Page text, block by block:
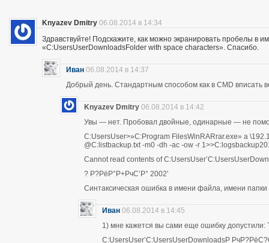
Knyazev Dmitry 06.08.2014 в 14:34
Здравствуйте! Подскажите, как можно экранировать пробелы в
«C:UsersUserDownloadsFolder with space characters». Спасибо.
Иван 06.08.2014 в 14:37
Добрый день. Стандартным способом как в CMD вписать
Knyazev Dmitry 06.08.2014 в 14:42
Увы — нет. Пробовал двойные, одинарные — не
C:UsersUser>»C:Program FilesWinRARrar.exe» a
@C:listbackup.txt -m0 -dh -ac -ow -r
Cannot read contents of
? Р?РёР°Р+РчС’Р° 2002′
Синтаксическая ошибка в имени файла, имени папки
Иван 06.08.2014 в 14:45
1) мне кажется вы сами еще ошибку допустили:
C:UsersUser’C:UsersUserDownloadsР